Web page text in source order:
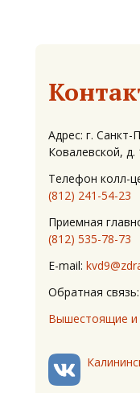
Адрес: г. Санкт-
Ковалевской, д.
Телефон колл-
(812) 241-54-23
Приемная
(812) 535-78-73
E-mail:
Обратная связь:
Вышестоящие и